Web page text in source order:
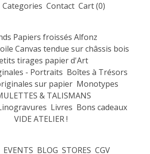
Categories Contact Cart (0)
Papiers froissés Alfonz
Canvas tendue sur châssis bois
tirages papier d'Art
- Portraits Boîtes à Trésors
sur papier Monotypes
& TALISMANS
Livres Bons cadeaux
VIDE ATELIER !
EVENTS BLOG STORES CGV